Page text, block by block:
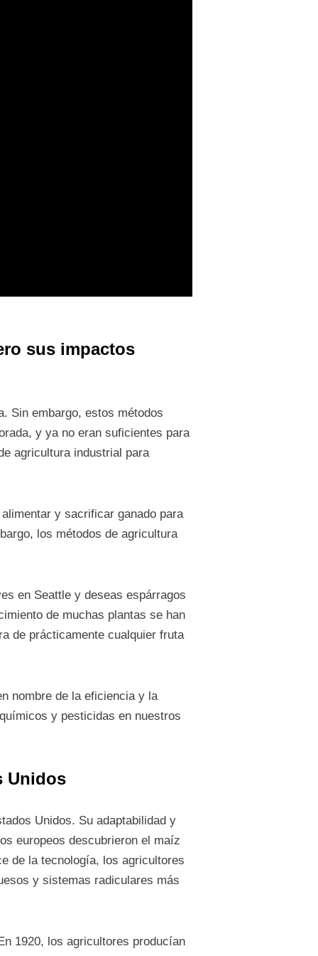
sus impactos
Sin embargo, estos métodos
y ya no eran suficientes para
agricultura industrial para
y sacrificar ganado para
los métodos de agricultura
en Seattle y deseas espárragos
de muchas plantas se han
de prácticamente cualquier fruta
nombre de la eficiencia y la
y pesticidas en nuestros
Unidos
Unidos. Su adaptabilidad y
europeos descubrieron el maíz
de la tecnología, los agricultores
y sistemas radiculares más
1920, los agricultores producían